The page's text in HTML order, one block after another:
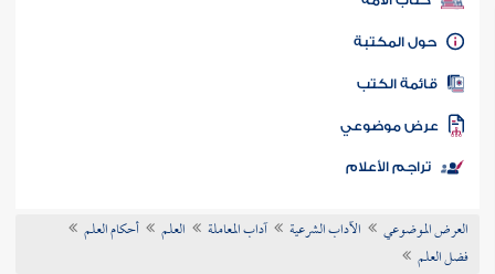
كتاب الأمة
المكتبة
الكتب
موضوعي
تراجم الأعلام
العرض الموضوعي الآداب الشرعية آداب المعاملة العلم
أحكام العلم
فضل العلم